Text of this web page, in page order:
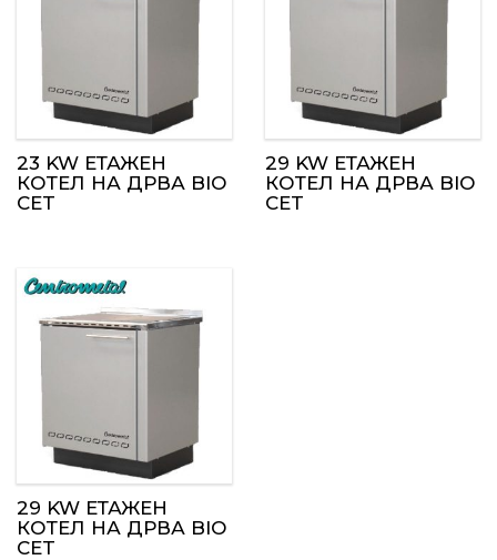
23 KW ЕТАЖЕН
КОТЕЛ НА ДРВА BIO
CET
29 KW ЕТАЖЕН
КОТЕЛ НА ДРВА BIO
CET
29 KW ЕТАЖЕН
КОТЕЛ НА ДРВА BIO
CET